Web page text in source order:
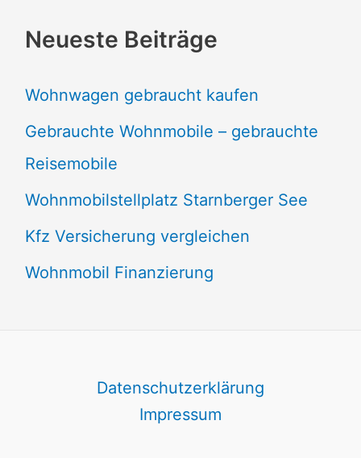
Neueste Beiträge
Wohnwagen gebraucht kaufen
Gebrauchte Wohnmobile – gebrauchte
Reisemobile
Wohnmobilstellplatz Starnberger See
Kfz Versicherung vergleichen
Wohnmobil Finanzierung
Datenschutzerklärung
Impressum